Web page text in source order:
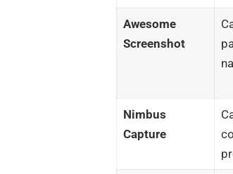
Awesome
Screenshot
Nimbus
Capture